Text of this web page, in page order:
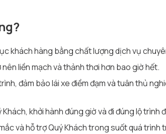
khách hàng bằng chất lượng dịch vụ
liền mạch và thảnh thơi hơn bao giờ hết.
đảm bảo lái xe điềm đạm và tuân thủ
khởi hành đúng giờ và đi đúng lộ trình
và hỗ trợ Quý Khách trong suốt quá trình